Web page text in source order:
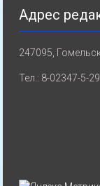
Адрес
247095,
Тел.: 8-02347-5-